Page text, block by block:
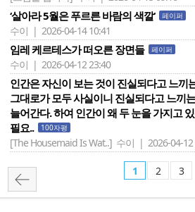
‘살아라 5월은 푸르른 바람의 색깔‘ 페이퍼
수이 | 2026-04-14 10:41
임레 케르테스가 떠오른 장면들 페이퍼
수이 | 2026-04-12 23:40
인간은 자신이 보는 것이 진실되다고 느끼
그대로가 모두 사실이니 진실되다고 느끼
늘어간다. 하여 인간이 왜 두 눈을 가지고
필요..
100자평
[The Housemaid Is Wat..] 수이 | 2026-04-12
1 2 3